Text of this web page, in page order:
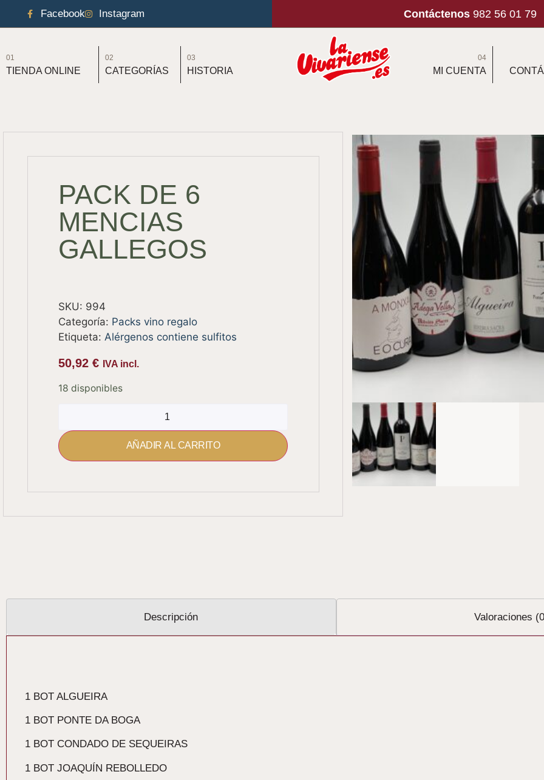
Facebook Instagram Contáctenos 982 56 01 79
01
TIENDA ONLINE
02
CATEGORÍAS
03
HISTORIA
04
MI CUENTA
PACK DE 6
MENCIAS
GALLEGOS
SKU: 994
Categoría: Packs vino regalo
Etiqueta: Alérgenos contiene sulfitos
50,92 € IVA incl.
18 disponibles
AÑADIR AL CARRITO
Descripción Valoraciones
1 BOT ALGUEIRA
1 BOT PONTE DA BOGA
1 BOT CONDADO DE SEQUEIRAS
1 BOT JOAQUÍN REBOLLEDO